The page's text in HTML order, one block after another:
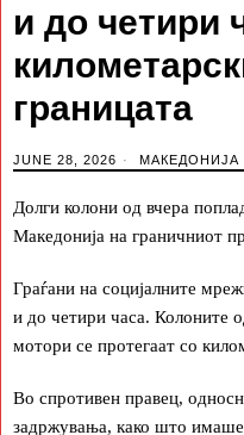
и до четири
границата
JUNE 28, 2026 МАКЕДОНИЈА
Долги колони од вчера
Македонија на граничниот
Граѓани на социјалните
и до четири часа. Колоните
мотори се протегаат со
Во спротивен правец,
задржувања, како што